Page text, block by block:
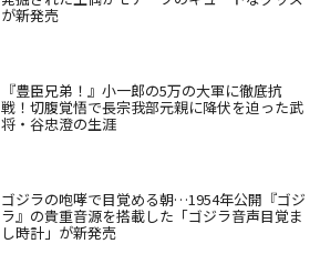
が新発売
『豊臣兄弟！』小一郎の5万の大軍に徹底抗
戦！切腹覚悟で長宗我部元親に降伏を迫った武
将・谷忠澄の生涯
ゴジラの咆哮で目覚める朝…1954年公開『ゴジ
ラ』の貴重音源を搭載した「ゴジラ音声目覚ま
し時計」が新発売